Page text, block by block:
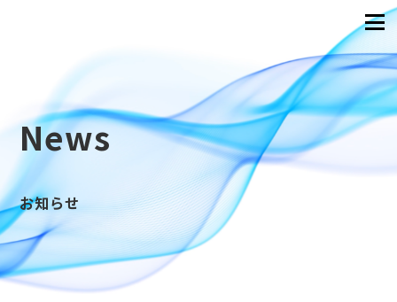
News
お知らせ